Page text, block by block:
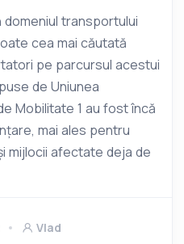
transportului
cea mai căutată
pe parcursul acestui
de Uniunea
Mobilitate 1 au fost încă
mai ales pentru
mijlocii afectate deja de
Vlad